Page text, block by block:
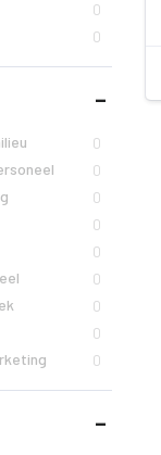
0
0
0
0
0
0
0
0
0
0
0